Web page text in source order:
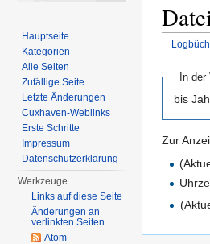
In
bis
Zur
Hauptseite
Kategorien
Alle Seiten
Zufällige Seite
Letzte Änderungen
Cuxhaven-Weblinks
Erste Schritte
Impressum
Datenschutzerklärung
Werkzeuge
Links auf diese Seite
Änderungen an
verlinkten Seiten
Atom